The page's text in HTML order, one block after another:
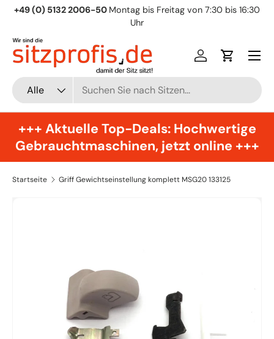
+49 (0) 5132 2006-50 Montag bis Freitag von 7:30 bis 16:30
Uhr
Suchen
Art
Alle
Einloggen
Menü
+++ Aktuelle Top-Deals: Hochwertige
Gebrauchtmaschinen, jetzt online +++
Startseite Griff Gewichtseinstellung komplett MSG20 133125